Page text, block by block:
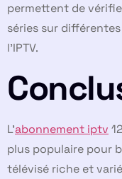
permettent de
séries sur
l’IPTV.
L’abonnement iptv
plus populaire pour
télévisé riche et